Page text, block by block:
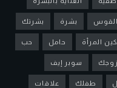
القوس بشرة بشرتك
المرأة حامل حب
زوجك سوبر إيف
طفلك علاقات